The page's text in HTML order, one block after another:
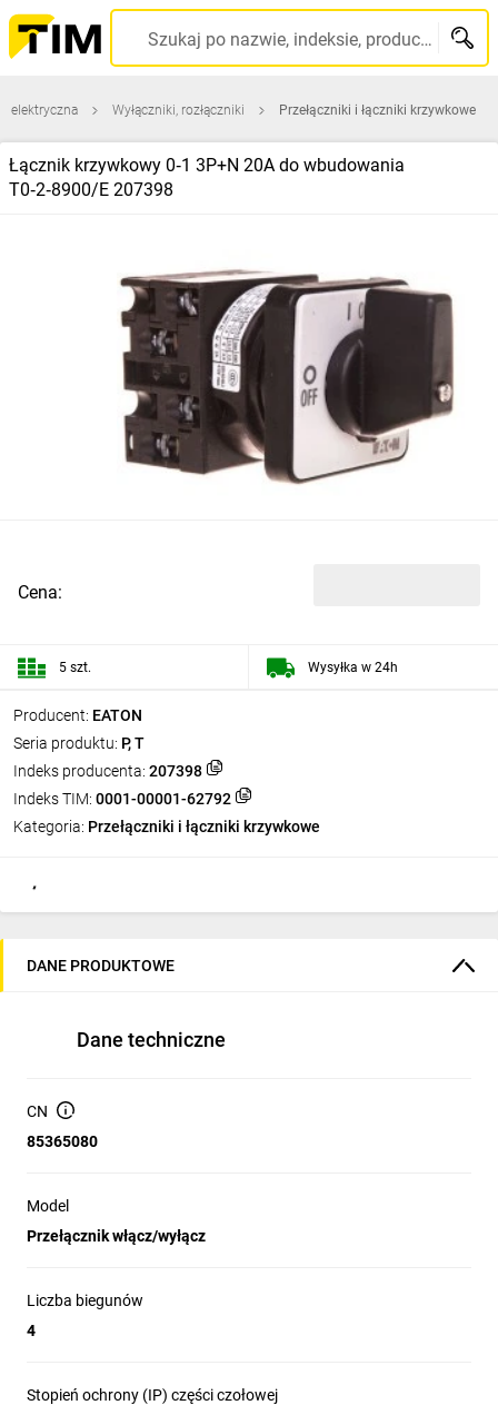
Szukaj po nazwie, indeksie, producencie, kodzie kreskowym...
elektryczna Wyłączniki, rozłączniki Przełączniki i łączniki krzywkowe
Łącznik krzywkowy 0‑1 3P+N 20A do wbudowania
T0‑2‑8900/E 207398
Producent: EATON
Seria produktu: P, T
Indeks producenta: 207398
Indeks TIM: 0001-00001-62792
Kategoria: Przełączniki i łączniki krzywkowe
Cena:
5 szt. Wysyłka w 24h
DANE PRODUKTOWE
Dane techniczne
CN
85365080
Model
Przełącznik włącz/wyłącz
Liczba biegunów
4
Stopień ochrony (IP) części czołowej